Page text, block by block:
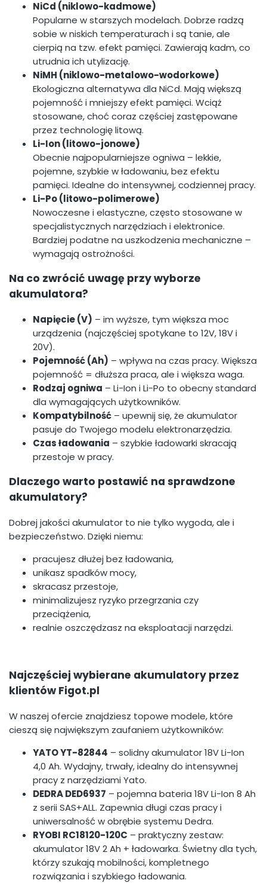
NiCd (niklowo-kadmowe)
Popularne w starszych modelach. Dobrze radzą
sobie w niskich temperaturach i są tanie, ale
cierpią na tzw. efekt pamięci. Zawierają kadm, co
utrudnia ich utylizację.
NiMH (niklowo-metalowo-wodorkowe)
Ekologiczna alternatywa dla NiCd. Mają większą
pojemność i mniejszy efekt pamięci. Wciąż
stosowane, choć coraz częściej zastępowane
przez technologię litową.
Li-Ion (litowo-jonowe)
Obecnie najpopularniejsze ogniwa – lekkie,
pojemne, szybkie w ładowaniu, bez efektu
pamięci. Idealne do intensywnej, codziennej pracy.
Li-Po (litowo-polimerowe)
Nowoczesne i elastyczne, często stosowane w
specjalistycznych narzędziach i elektronice.
Bardziej podatne na uszkodzenia mechaniczne –
wymagają ostrożności.
Na co zwrócić uwagę przy wyborze
akumulatora?
Napięcie (V) – im wyższe, tym większa moc
urządzenia (najczęściej spotykane to 12V, 18V i
20V).
Pojemność (Ah) – wpływa na czas pracy. Większa
pojemność = dłuższa praca, ale i większa waga.
Rodzaj ogniwa – Li-Ion i Li-Po to obecny standard
dla wymagających użytkowników.
Kompatybilność – upewnij się, że akumulator
pasuje do Twojego modelu elektronarzędzia.
Czas ładowania – szybkie ładowarki skracają
przestoje w pracy.
Dlaczego warto postawić na sprawdzone
akumulatory?
Dobrej jakości akumulator to nie tylko wygoda, ale i
bezpieczeństwo. Dzięki niemu:
pracujesz dłużej bez ładowania,
unikasz spadków mocy,
skracasz przestoje,
minimalizujesz ryzyko przegrzania czy
przeciążenia,
realnie oszczędzasz na eksploatacji narzędzi.
Najczęściej wybierane akumulatory przez
klientów Figot.pl
W naszej ofercie znajdziesz topowe modele, które
cieszą się największym zaufaniem użytkowników:
YATO YT-82844 – solidny akumulator 18V Li-Ion
4,0 Ah. Wydajny, trwały, idealny do intensywnej
pracy z narzędziami Yato.
DEDRA DED6937 – pojemna bateria 18V Li-Ion 8 Ah
z serii SAS+ALL. Zapewnia długi czas pracy i
uniwersalność w obrębie systemu Dedra.
RYOBI RC18120-120C – praktyczny zestaw:
akumulator 18V 2 Ah + ładowarka. Świetny dla tych,
którzy szukają mobilności, kompletnego
rozwiązania i szybkiego ładowania.